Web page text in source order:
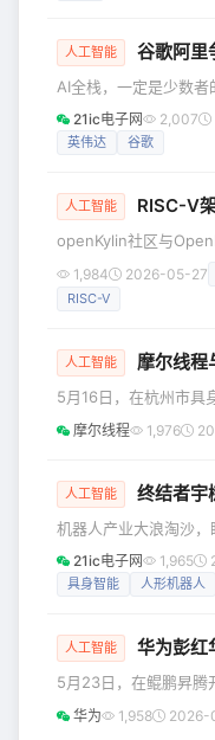
最通用的度量衡「日活
（DAU）」相对应。
较接近业界共识的度
耗，但Token不一定代
成本，并不代表收益；
人工智能 谷歌阿里争锋
AI全栈，一定是少数者
迎来它的“寡头时代”。
铭明确表示：阿里全栈
赚钱了。 但帮其赚钱
哥芯片+千问大模型+
形成的全栈AI能力。 而
依靠AI全栈能力“稳坐
21ic电子网 2,007
英伟达 谷歌
人工智能 RISC-V架构具身智能：
openKylin社区与
合作，启动RISC-V架
器人适配计划，推动具
1,984 2026-05-27
RISC-V
人工智能 摩尔线程与国家人
5月16日，在杭州市具
应用中试基地（具身
地）正式揭牌，摩尔
人 为进一步深化合作
地签署战略合作协议
室”。双方将充分发挥“
台”的优势，以
摩尔线程 1,976
人工智能 终结者宇
机器人产业大浪淘沙
人无疑是最风光的行当
镜头全部对准了这些
行业炙手可热的领导
人形。今年一季度，
亿元，百亿估值企业
21ic电子网 1,965
具身智能 人形机器人
人工智能 华为彭红华：
5月23日，在鲲鹏昇腾
体机论坛上，华为ICT
辞，他表示，华为将
华为 1,958 2026-